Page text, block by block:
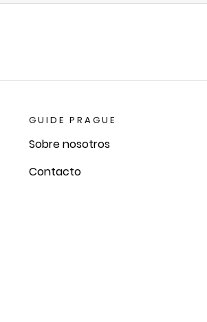
GUIDE PRAGUE
Sobre nosotros
Contacto